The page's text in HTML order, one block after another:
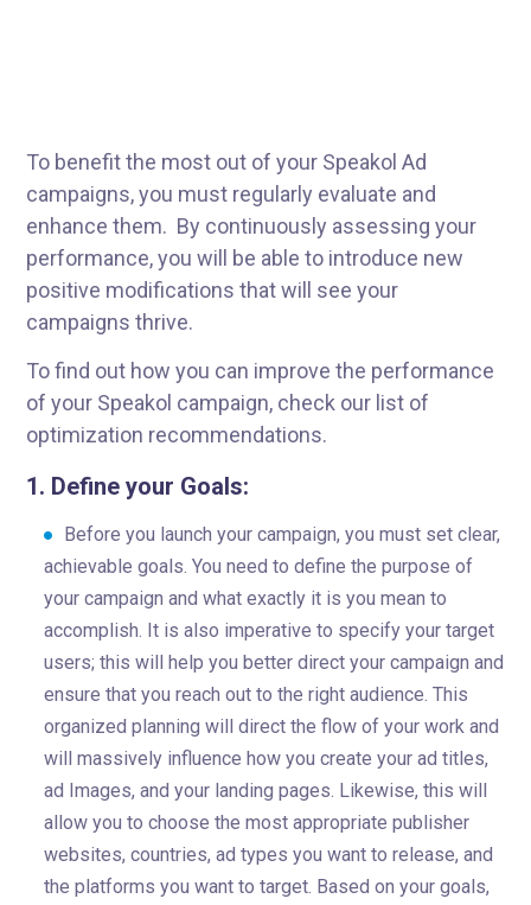
To benefit the most out of your Speakol Ad
campaigns, you must regularly evaluate and
enhance them. By continuously assessing your
performance, you will be able to introduce new
positive modifications that will see your
campaigns thrive.
To find out how you can improve the performance
of your Speakol campaign, check our list of
optimization recommendations.
1. Define your Goals:
Before you launch your campaign, you must set clear,
achievable goals. You need to define the purpose of
your campaign and what exactly it is you mean to
accomplish. It is also imperative to specify your target
users; this will help you better direct your campaign and
ensure that you reach out to the right audience. This
organized planning will direct the flow of your work and
will massively influence how you create your ad titles,
ad Images, and your landing pages. Likewise, this will
allow you to choose the most appropriate publisher
websites, countries, ad types you want to release, and
the platforms you want to target. Based on your goals,